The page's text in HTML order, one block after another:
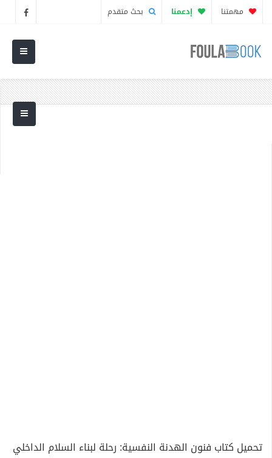
مهمتنا إدعمنا بحث متقدم
تحميل كتاب فنون الهدنة النفسية: رحلة لبناء السلام الداخلي